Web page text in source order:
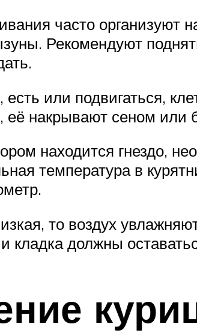
часто организуют
Рекомендуют
есть или подвигаться,
её накрывают сеном или
находится гнездо,
температура в
то воздух
кладка должны